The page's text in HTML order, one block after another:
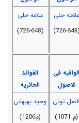
علامه حلی
(726-648)
علامه حلی
(726-648)
الوافیه فی
الاصول
تونی
(م 1071)
الفوائد
الحائریه
وحید بهبهانی
(م1206)